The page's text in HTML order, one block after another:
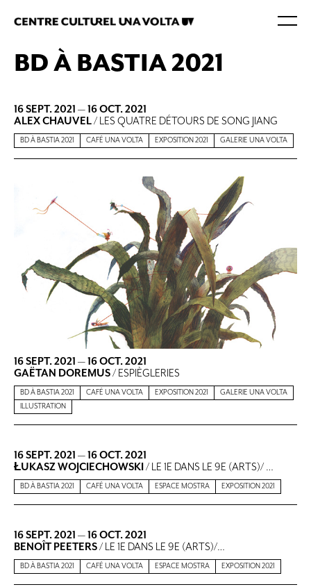
BD À BASTIA 2021
16 SEPT. 2021 —16 OCT. 2021
ALEX CHAUVEL/ LES QUATRE DÉTOURS DE SONG JIANG
BD À BASTIA 2021 CAFÉ UNA VOLTA EXPOSITION 2021 GALERIE UNA VOLTA
16 SEPT. 2021 —16 OCT. 2021
GAËTAN DOREMUS/ ESPIÈGLERIES
BD À BASTIA 2021 CAFÉ UNA VOLTA EXPOSITION 2021
GALERIE UNA VOLTA
ILLUSTRATION
16 SEPT. 2021 —16 OCT. 2021
ŁUKASZ WOJCIECHOWSKI / LE 1E DANS LE 9E (ARTS)/ …
BD À BASTIA 2021 CAFÉ UNA VOLTA ESPACE MOSTRA EXPOSITION 2021
16 SEPT. 2021 —16 OCT. 2021
BENOÎT PEETERS/ LE 1E DANS LE 9E (ARTS)/…
BD À BASTIA 2021 CAFÉ UNA VOLTA ESPACE MOSTRA EXPOSITION 2021